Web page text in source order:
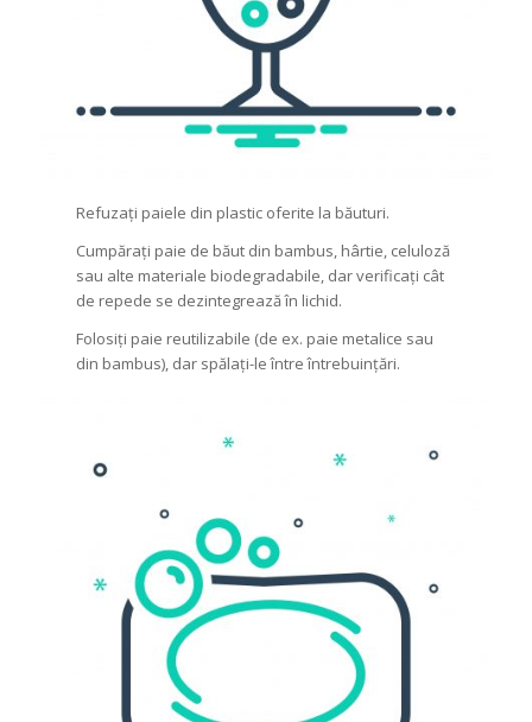
Refuzați paiele din plastic oferite la băuturi.
Cumpărați paie de băut din bambus, hârtie, celuloză
sau alte materiale biodegradabile, dar verificați cât
de repede se dezintegrează în lichid.
Folosiți paie reutilizabile (de ex. paie metalice sau
din bambus), dar spălați-le între întrebuințări.